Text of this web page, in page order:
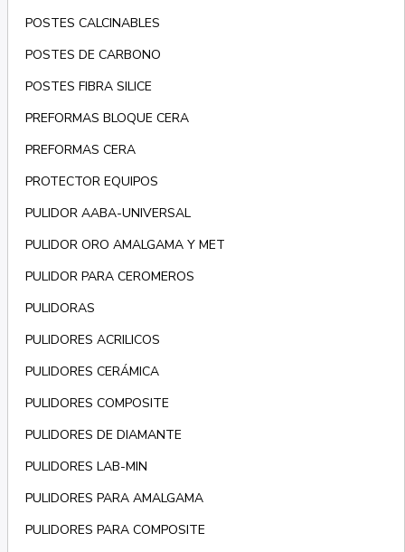
POSTES CALCINABLES
POSTES DE CARBONO
POSTES FIBRA SILICE
PREFORMAS BLOQUE CERA
PREFORMAS CERA
PROTECTOR EQUIPOS
PULIDOR AABA-UNIVERSAL
PULIDOR ORO AMALGAMA Y MET
PULIDOR PARA CEROMEROS
PULIDORAS
PULIDORES ACRILICOS
PULIDORES CERÁMICA
PULIDORES COMPOSITE
PULIDORES DE DIAMANTE
PULIDORES LAB-MIN
PULIDORES PARA AMALGAMA
PULIDORES PARA COMPOSITE